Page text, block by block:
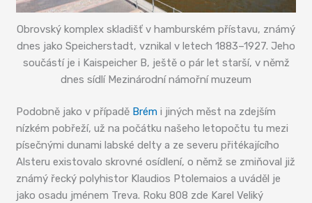
Obrovský komplex skladišť v hamburském přístavu, známý
dnes jako Speicherstadt, vznikal v letech 1883–1927. Jeho
součástí je i Kaispeicher B, ještě o pár let starší, v němž
dnes sídlí Mezinárodní námořní muzeum
Podobně jako v případě Brém i jiných měst na zdejším
nízkém pobřeží, už na počátku našeho letopočtu tu mezi
písečnými dunami labské delty a ze severu přitékajícího
Alsteru existovalo skrovné osídlení, o němž se zmiňoval již
známý řecký polyhistor Klaudios Ptolemaios a uváděl je
jako osadu jménem Treva. Roku 808 zde Karel Veliký